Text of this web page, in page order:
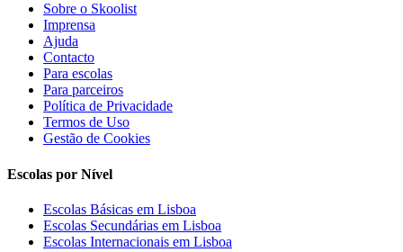
Sobre o Skoolist
Imprensa
Ajuda
Contacto
Para escolas
Para parceiros
Política de Privacidade
Termos de Uso
Gestão de Cookies
Escolas por Nível
Escolas Básicas em Lisboa
Escolas Secundárias em Lisboa
Escolas Internacionais em Lisboa